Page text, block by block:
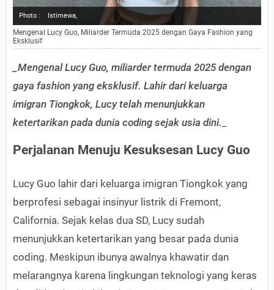
Photo : Istimewa,
Mengenal Lucy Guo, Miliarder Termuda 2025 dengan Gaya Fashion yang
Eksklusif
_Mengenal Lucy Guo, miliarder termuda 2025 dengan
gaya fashion yang eksklusif. Lahir dari keluarga
imigran Tiongkok, Lucy telah menunjukkan
ketertarikan pada dunia coding sejak usia dini.
Perjalanan Menuju Kesuksesan Lucy Guo
Lucy Guo lahir dari keluarga imigran Tiongkok yang
berprofesi sebagai insinyur listrik di Fremont,
California. Sejak kelas dua SD, Lucy sudah
menunjukkan ketertarikan yang besar pada dunia
coding. Meskipun ibunya awalnya khawatir dan
melarangnya karena lingkungan teknologi yang keras